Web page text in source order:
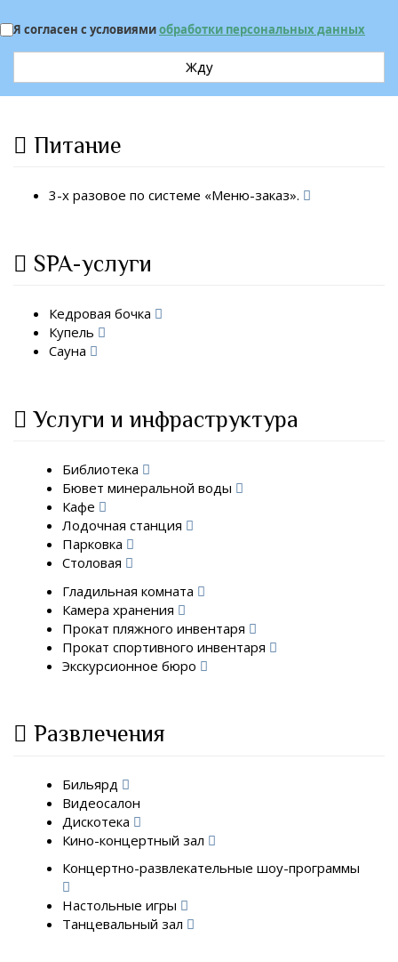
Я согласен с условиямиобработки персональных данных
Жду
Питание
3-х разовое по системе «Меню-заказ».
SPA-услуги
Кедровая бочка
Купель
Сауна
Услуги и инфраструктура
Библиотека
Бювет минеральной воды
Кафе
Лодочная станция
Парковка
Столовая
Гладильная комната
Камера хранения
Прокат пляжного инвентаря
Прокат спортивного инвентаря
Экскурсионное бюро
Развлечения
Бильярд
Видеосалон
Дискотека
Кино-концертный зал
Концертно-развлекательные шоу-программы
Настольные игры
Танцевальный зал